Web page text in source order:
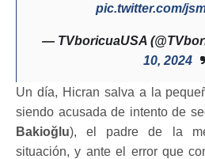
pic.twitter.com/
— TVboricuaUSA
10, 2024
Un día, Hicran salva a la
siendo acusada de intento de
Bakioğlu), el padre de la
situación, y ante el error que